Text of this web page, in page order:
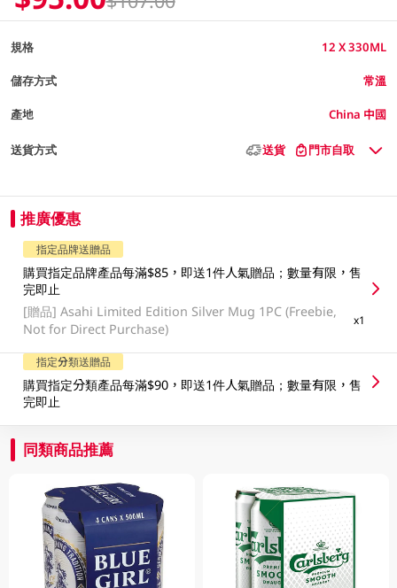
規格 12 X 330ML
儲存方式 常溫
產地 China 中國
送貨方式 送貨 門市自取
推廣優惠
指定品牌送贈品
購買指定品牌產品每滿$85，即送1件人氣贈品；數量有限，售
完即止
[贈品]Asahi Limited Edition Silver Mug 1PC (Freebie,
Not for Direct Purchase)
x1
指定分類送贈品
購買指定分類產品每滿$90，即送1件人氣贈品；數量有限，售
完即止
同類商品推薦